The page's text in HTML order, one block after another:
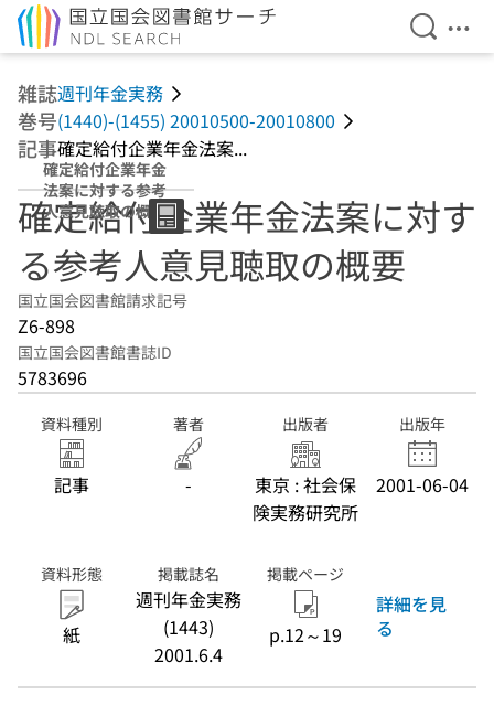
検索を
メ
雑誌週刊年金実務
巻号(1440)-(1455) 20010500-20010800
記事確定給付企業年金法案...
確定給付企業年金
法案に対する参考
人意見聴取の概要
確定給付企業年金法案に対す
る参考人意見聴取の概要
国立国会図書館請求記号
Z6-898
国立国会図書館書誌ID
5783696
資料種別
記事
著者
-
出版者
東京 : 社会保
険実務研究所
出版年
2001-06-04
資料形態
紙
掲載誌名
週刊年金実務
(1443)
2001.6.4
掲載ページ
p.12～19
詳細を見
る